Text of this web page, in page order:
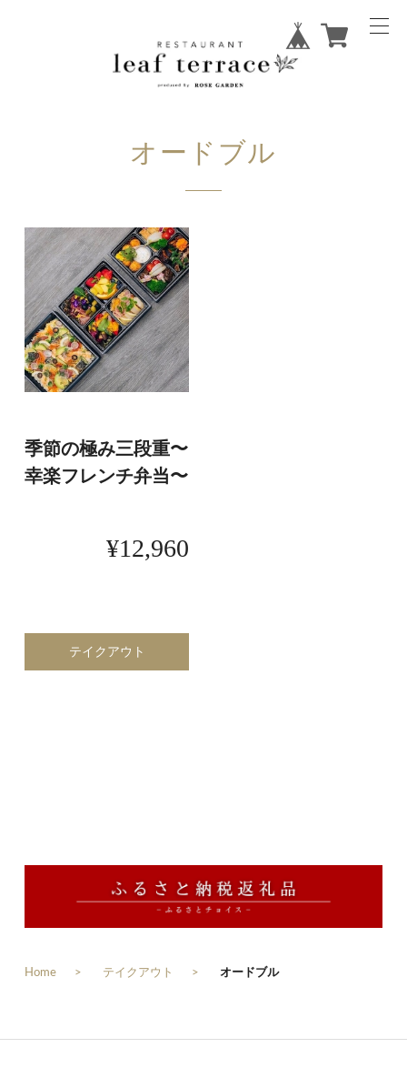
オードブル
季節の極み三段重〜
幸楽フレンチ弁当〜
¥12,960
テイクアウト
Home テイクアウト オードブル